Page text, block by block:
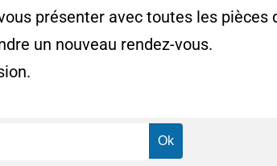
présenter avec toutes les
un nouveau rendez-vous.